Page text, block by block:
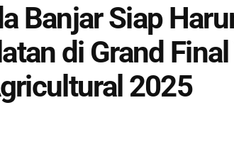
Banjar Siap
di Grand
2025